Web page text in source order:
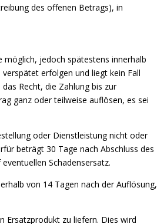
des offenen Betrags), in
jedoch spätestens innerhalb
erfolgen und liegt kein Fall
Recht, die Zahlung bis zur
ganz oder teilweise auflösen, es sei
oder Dienstleistung nicht oder
beträgt 30 Tage nach Abschluss des
Schadensersatz.
von 14 Tagen nach der Auflösung,
Ersatzprodukt zu liefern. Dies wird